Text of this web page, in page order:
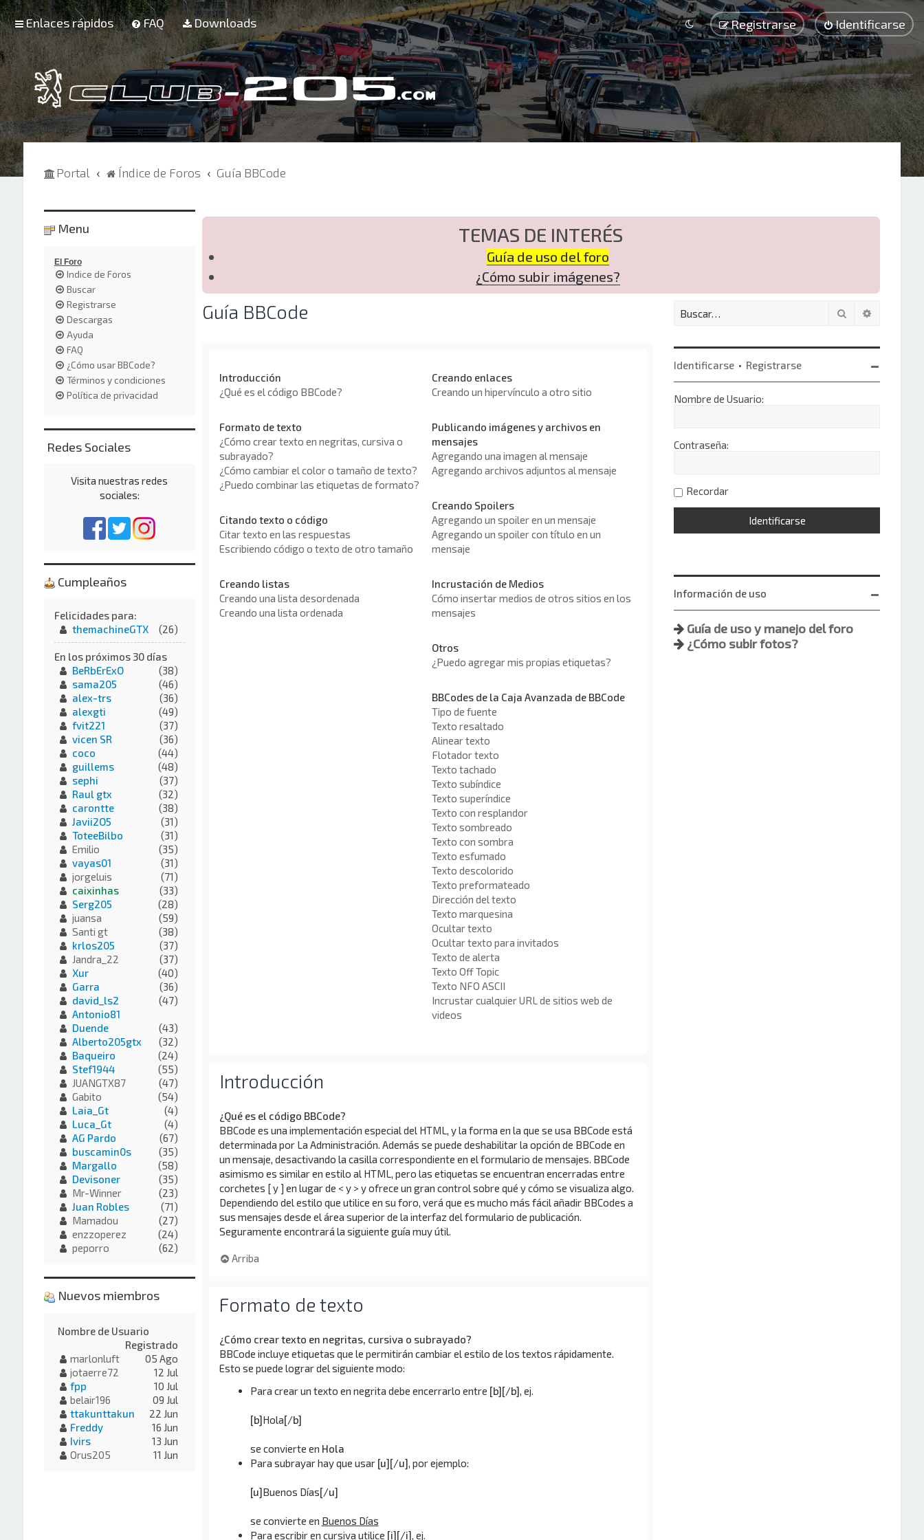
Enlaces rápidos FAQ Downloads Identificarse
Registrarse
Portal Índice de Foros Guía BBCode
TEMAS DE INTERÉS
Guía de uso del foro
¿Cómo subir imágenes?
Guía BBCode
Introducción
¿Qué es el código BBCode?
Formato de texto
¿Cómo crear texto en negritas, cursiva o
subrayado?
¿Cómo cambiar el color o tamaño de texto?
¿Puedo combinar las etiquetas de formato?
Citando texto o código
Citar texto en las respuestas
Escribiendo código o texto de otro tamaño
Creando listas
Creando una lista desordenada
Creando una lista ordenada
Creando enlaces
Creando un hipervínculo a otro sitio
Publicando imágenes y archivos en
mensajes
Agregando una imagen al mensaje
Agregando archivos adjuntos al mensaje
Creando Spoilers
Agregando un spoiler en un mensaje
Agregando un spoiler con título en un
mensaje
Incrustación de Medios
Cómo insertar medios de otros sitios en los
mensajes
Otros
¿Puedo agregar mis propias etiquetas?
BBCodes de la Caja Avanzada de BBCode
Tipo de fuente
Texto resaltado
Alinear texto
Flotador texto
Texto tachado
Texto subíndice
Texto superíndice
Texto con resplandor
Texto sombreado
Texto con sombra
Texto esfumado
Texto descolorido
Texto preformateado
Dirección del texto
Texto marquesina
Ocultar texto
Ocultar texto para invitados
Texto de alerta
Texto Off Topic
Texto NFO ASCII
Incrustar cualquier URL de sitios web de
videos
Introducción
¿Qué es el código BBCode?
BBCode es una implementación especial del HTML, y la forma en la que se usa BBCode está
determinada por La Administración. Además se puede deshabilitar la opción de BBCode en
un mensaje, desactivando la casilla correspondiente en el formulario de mensajes. BBCode
asimismo es similar en estilo al HTML, pero las etiquetas se encuentran encerradas entre
corchetes [ y ] en lugar de < y > y ofrece un gran control sobre qué y cómo se visualiza algo.
Dependiendo del estilo que utilice en su foro, verá que es mucho más fácil añadir BBCodes a
sus mensajes desde el área superior de la interfaz del formulario de publicación.
Seguramente encontrará la siguiente guía muy útil.
Arriba
Formato de texto
¿Cómo crear texto en negritas, cursiva o subrayado?
BBCode incluye etiquetas que le permitirán cambiar el estilo de los textos rápidamente.
Esto se puede lograr del siguiente modo:
Para crear un texto en negrita debe encerrarlo entre [b][/b] , ej.
[b]Hola[/b]
se convierte en Hola
Para subrayar hay que usar [u][/u] , por ejemplo:
[u]Buenos Días[/u]
se convierte en Buenos Días
Para escribir en cursiva utilice [i][/i] , ej.
Buscar
Identificarse • Registrarse
Nombre de Usuario:
Contraseña:
Recordar
Información de uso
Guía de uso y manejo del foro
¿Cómo subir fotos?
Menu
El Foro
Indice de Foros
Buscar
Registrarse
Descargas
Ayuda
FAQ
¿Cómo usar BBCode?
Términos y condiciones
Política de privacidad
Redes Sociales
Visita nuestras redes
sociales:
Cumpleaños
Felicidades para:
themachineGTX
(26)
En los próximos 30 días
BeRbErExO
(38)
sama205
(46)
alex-trs
(36)
alexgti
(49)
fvit221
(37)
vicen SR
(36)
coco
(44)
guillems
(48)
sephi
(37)
Raul gtx
(32)
carontte
(38)
Javii2O5
(31)
ToteeBilbo
(31)
Emilio
(35)
vayas01
(31)
jorgeluis
(71)
caixinhas
(33)
Serg205
(28)
juansa
(59)
Santi gt
(38)
krlos205
(37)
Jandra_22
(37)
Xur
(40)
Garra
(36)
david_ls2
(47)
Antonio81
Duende
(43)
Alberto205gtx
(32)
Baqueiro
(24)
Stef1944
(55)
JUANGTX87
(47)
Gabito
(54)
Laia_Gt
(4)
Luca_Gt
(4)
AG Pardo
(67)
buscamin0s
(35)
Margallo
(58)
Devisoner
(35)
Mr-Winner
(23)
Juan Robles
(71)
Mamadou
(27)
enzzoperez
(24)
peporro
(62)
Nuevos miembros
Nombre de Usuario
Registrado
marlonluft
05 Ago
jotaerre72
12 Jul
fpp
10 Jul
belair196
09 Jul
ttakunttakun
22 Jun
Freddy
16 Jun
Ivirs
13 Jun
Orus205
11 Jun